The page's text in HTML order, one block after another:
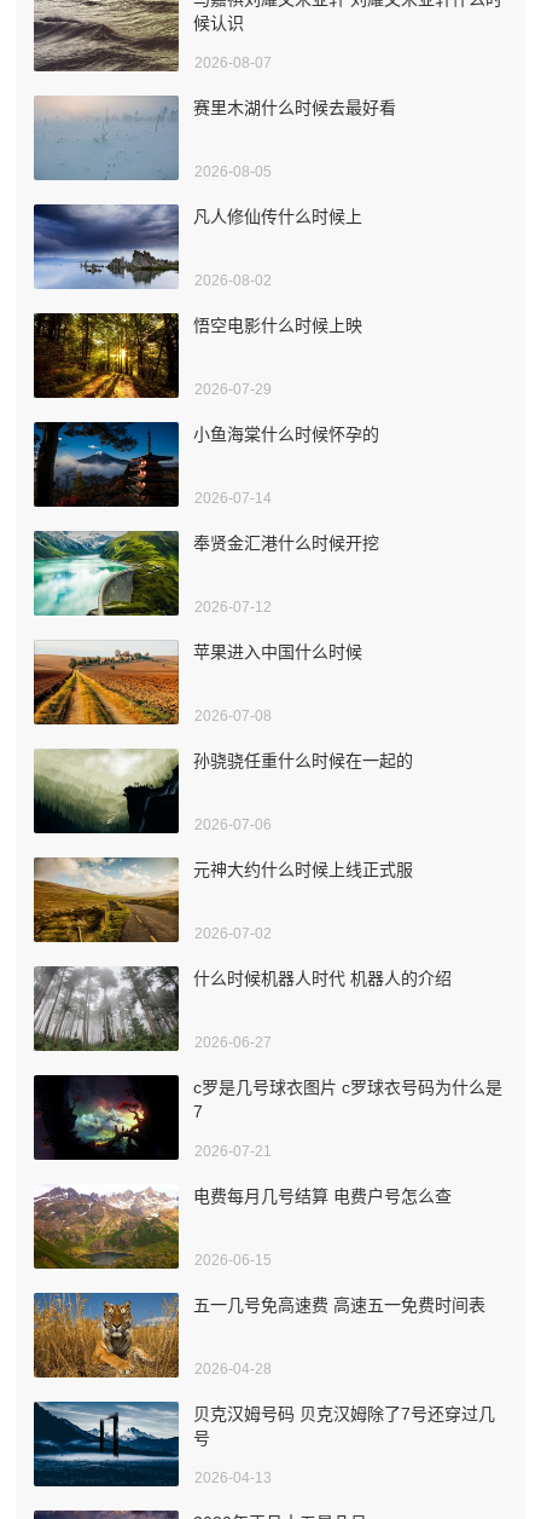
候认识
2026-08-07
赛里木湖什么时候去最好看
2026-08-05
凡人修仙传什么时候上
2026-08-02
悟空电影什么时候上映
2026-07-29
小鱼海棠什么时候怀孕的
2026-07-14
奉贤金汇港什么时候开挖
2026-07-12
苹果进入中国什么时候
2026-07-08
孙骁骁任重什么时候在一起的
2026-07-06
元神大约什么时候上线正式服
2026-07-02
什么时候机器人时代 机器人的介绍
2026-06-27
c罗是几号球衣图片 c罗球衣号码为什么是
7
2026-07-21
电费每月几号结算 电费户号怎么查
2026-06-15
五一几号免高速费 高速五一免费时间表
2026-04-28
贝克汉姆号码 贝克汉姆除了7号还穿过几
号
2026-04-13